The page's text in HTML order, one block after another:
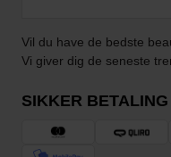
Vil du have de bedste
Vi giver dig de seneste
SIKKER BETALING